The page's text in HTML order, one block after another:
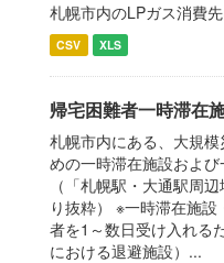
札幌市内のLPガス消費
CSV XLS
帰宅困難者一時滞在
札幌市内にある、大規
めの一時滞在施設および
（「札幌駅・大通駅周
り抜粋） ※一時滞在施
者を1～数日受け入れる
における退避施設）...